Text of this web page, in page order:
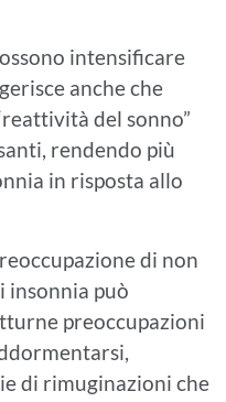
intensificare
anche che
del sonno”
rendendo più
in risposta allo
di non
insonnia può
preoccupazioni
di rimuginazioni che